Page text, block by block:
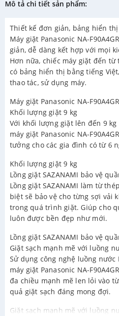
Mô tả chi tiết sản phẩm:
Thiết kế đơn giản, bảng hiển
Máy giặt Panasonic NA-
giản, dễ dàng kết hợp với mọi
Hơn nữa, chiếc máy giặt đến
có bảng hiển thị bằng tiếng
thao tác, sử dụng máy.
Máy giặt Panasonic NA-
Khối lượng giặt 9 kg
Với khối lượng giặt lên đến 9
máy giặt Panasonic NA-
tưởng cho các gia đình có từ 6
Khối lượng giặt 9 kg
Lồng giặt SAZANAMI bảo vệ
Lồng giặt SAZANAMI làm từ
biệt sẽ bảo vệ cho từng sợi vải
trong quá trình giặt. Giúp cho
luôn được bền đẹp như mới.
Lồng giặt SAZANAMI bảo vệ
Giặt sạch mạnh mẽ với luồng
Sử dụng công nghệ luồng
máy giặt Panasonic NA-
đa chiều mạnh mẽ len lỏi vào
quả giặt sạch đáng mong đợi.
Giặt sạch mạnh mẽ với luồng